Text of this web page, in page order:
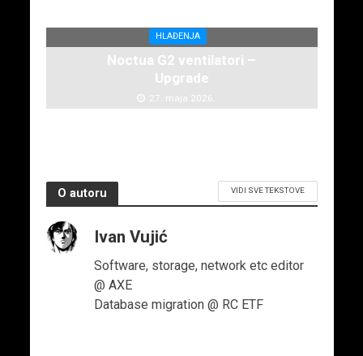
HLAĐENJA
Noctua G2 ventilatori –
Upgrade
27. maja 2026.
O autoru VIDI SVE TEKSTOVE
Ivan Vujić
Software, storage, network etc editor
@ AXE
Database migration @ RC ETF